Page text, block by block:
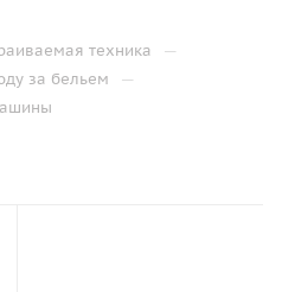
техника —
за бельем —